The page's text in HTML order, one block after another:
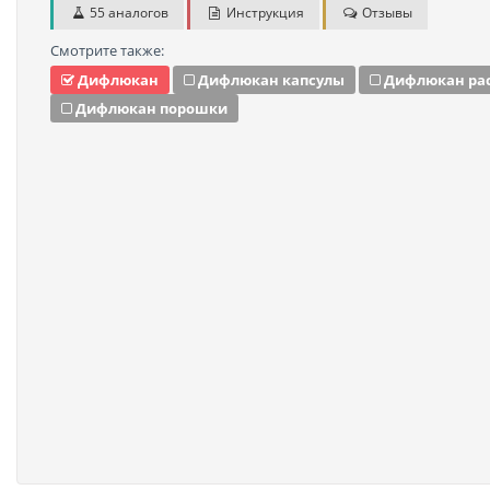
55 аналогов Инструкция Отзывы
Смотрите также:
Дифлюкан
Дифлюкан капсулы
Дифлюкан
Дифлюкан порошки